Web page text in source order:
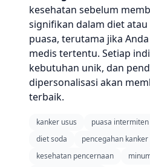
kesehatan sebelum
signifikan dalam diet
puasa, terutama jika
medis tertentu. Setiap
kebutuhan unik, dan
dipersonalisasi akan
terbaik.
kanker usus puasa intermiten
diet soda
pencegahan kanker
kesehatan pencernaan